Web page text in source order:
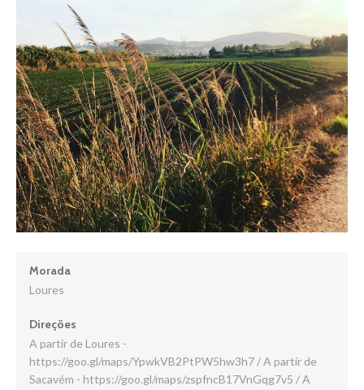
Morada
Loures
Direções
A partir de Loures -
https://goo.gl/maps/YpwkVB2PtPW5hw3h7 / A partir de
Sacavém - https://goo.gl/maps/zspfncB17VnGqg7v5 / A